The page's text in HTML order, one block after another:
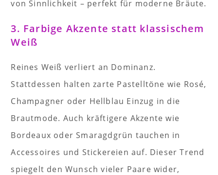
von Sinnlichkeit – perfekt für moderne Bräute.
3. Farbige Akzente statt klassischem
Weiß
Reines Weiß verliert an Dominanz.
Stattdessen halten zarte Pastelltöne wie Rosé,
Champagner oder Hellblau Einzug in die
Brautmode. Auch kräftigere Akzente wie
Bordeaux oder Smaragdgrün tauchen in
Accessoires und Stickereien auf. Dieser Trend
spiegelt den Wunsch vieler Paare wider,